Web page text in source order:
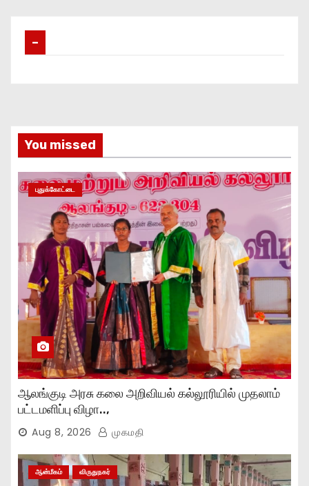
–
You missed
புதுக்கோட்டை
ஆலங்குடி அரசு கலை அறிவியல் கல்லூரியில் முதலாம்
பட்டமளிப்பு விழா..,
Aug 8, 2026 முகமதி
ஆன்மீகம் விருதுநகர்